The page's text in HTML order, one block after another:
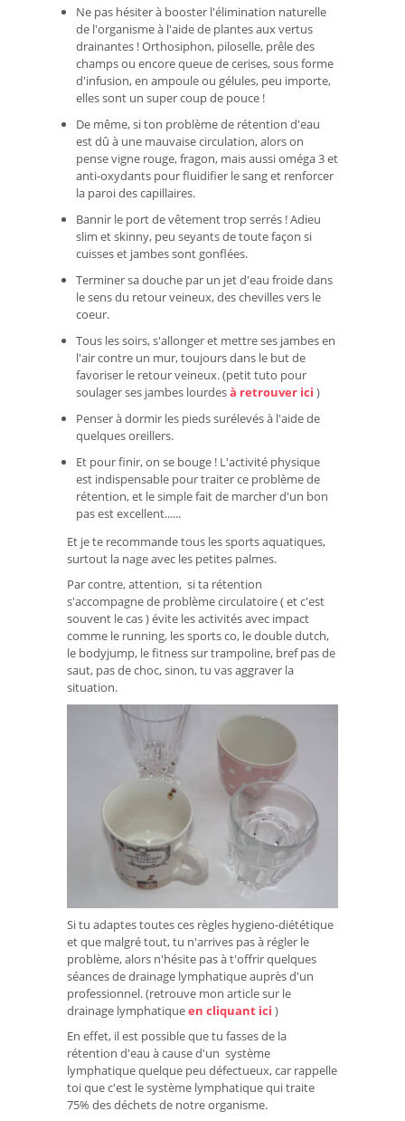
Ne pas hésiter à booster l'élimination naturelle
de l'organisme à l'aide de plantes aux vertus
drainantes ! Orthosiphon, piloselle, prêle des
champs ou encore queue de cerises, sous forme
d'infusion, en ampoule ou gélules, peu importe,
elles sont un super coup de pouce !
De même, si ton problème de rétention d'eau
est dû à une mauvaise circulation, alors on
pense vigne rouge, fragon, mais aussi oméga 3 et
anti-oxydants pour fluidifier le sang et renforcer
la paroi des capillaires.
Bannir le port de vêtement trop serrés ! Adieu
slim et skinny, peu seyants de toute façon si
cuisses et jambes sont gonflées.
Terminer sa douche par un jet d'eau froide dans
le sens du retour veineux, des chevilles vers le
coeur.
Tous les soirs, s'allonger et mettre ses jambes en
l'air contre un mur, toujours dans le but de
favoriser le retour veineux. (petit tuto pour
soulager ses jambes lourdesà retrouver ici )
Penser à dormir les pieds surélevés à l'aide de
quelques oreillers.
Et pour finir, on se bouge ! L'activité physique
est indispensable pour traiter ce problème de
rétention, et le simple fait de marcher d'un bon
pas est excellent......
Et je te recommande tous les sports aquatiques,
surtout la nage avec les petites palmes.
Par contre, attention, si ta rétention
s'accompagne de problème circulatoire ( et c'est
souvent le cas ) évite les activités avec impact
comme le running, les sports co, le double dutch,
le bodyjump, le fitness sur trampoline, bref pas de
saut, pas de choc, sinon, tu vas aggraver la
situation.
Si tu adaptes toutes ces règles hygieno-diététique
et que malgré tout, tu n'arrives pas à régler le
problème, alors n'hésite pas à t'offrir quelques
séances de drainage lymphatique auprès d'un
professionnel. (retrouve mon article sur le
drainage lymphatiqueen cliquant ici )
En effet, il est possible que tu fasses de la
rétention d'eau à cause d'un système
lymphatique quelque peu défectueux, car rappelle
toi que c'est le système lymphatique qui traite
75% des déchets de notre organisme.